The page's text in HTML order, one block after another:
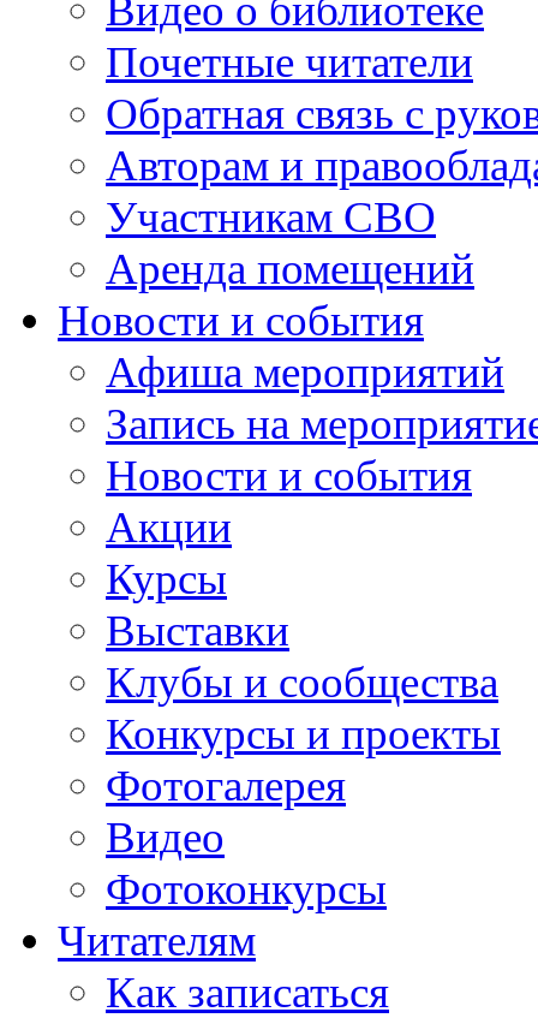
Видео о библиотеке
Почетные читатели
Обратная связь с
Авторам и
Участникам СВО
Аренда помещений
Новости и события
Афиша мероприятий
Запись на
Новости и события
Акции
Курсы
Выставки
Клубы и сообщества
Конкурсы и проекты
Фотогалерея
Видео
Фотоконкурсы
Читателям
Как записаться